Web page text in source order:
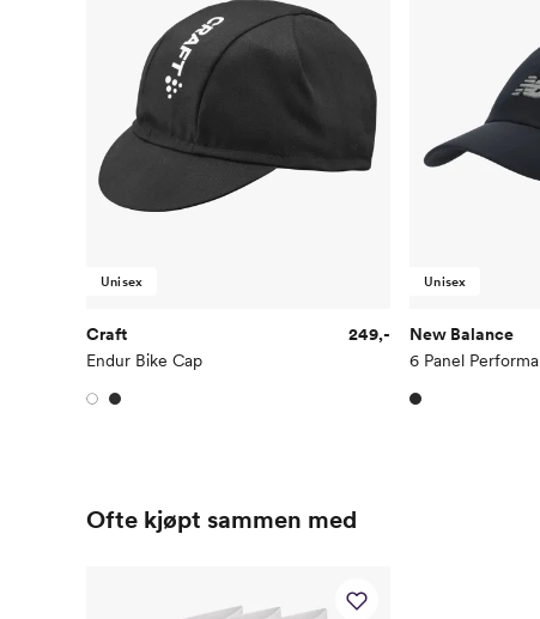
Unisex
Craft
Endur Bike Cap
249,-
Unisex
New Balance
6 Panel
Ofte kjøpt sammen med